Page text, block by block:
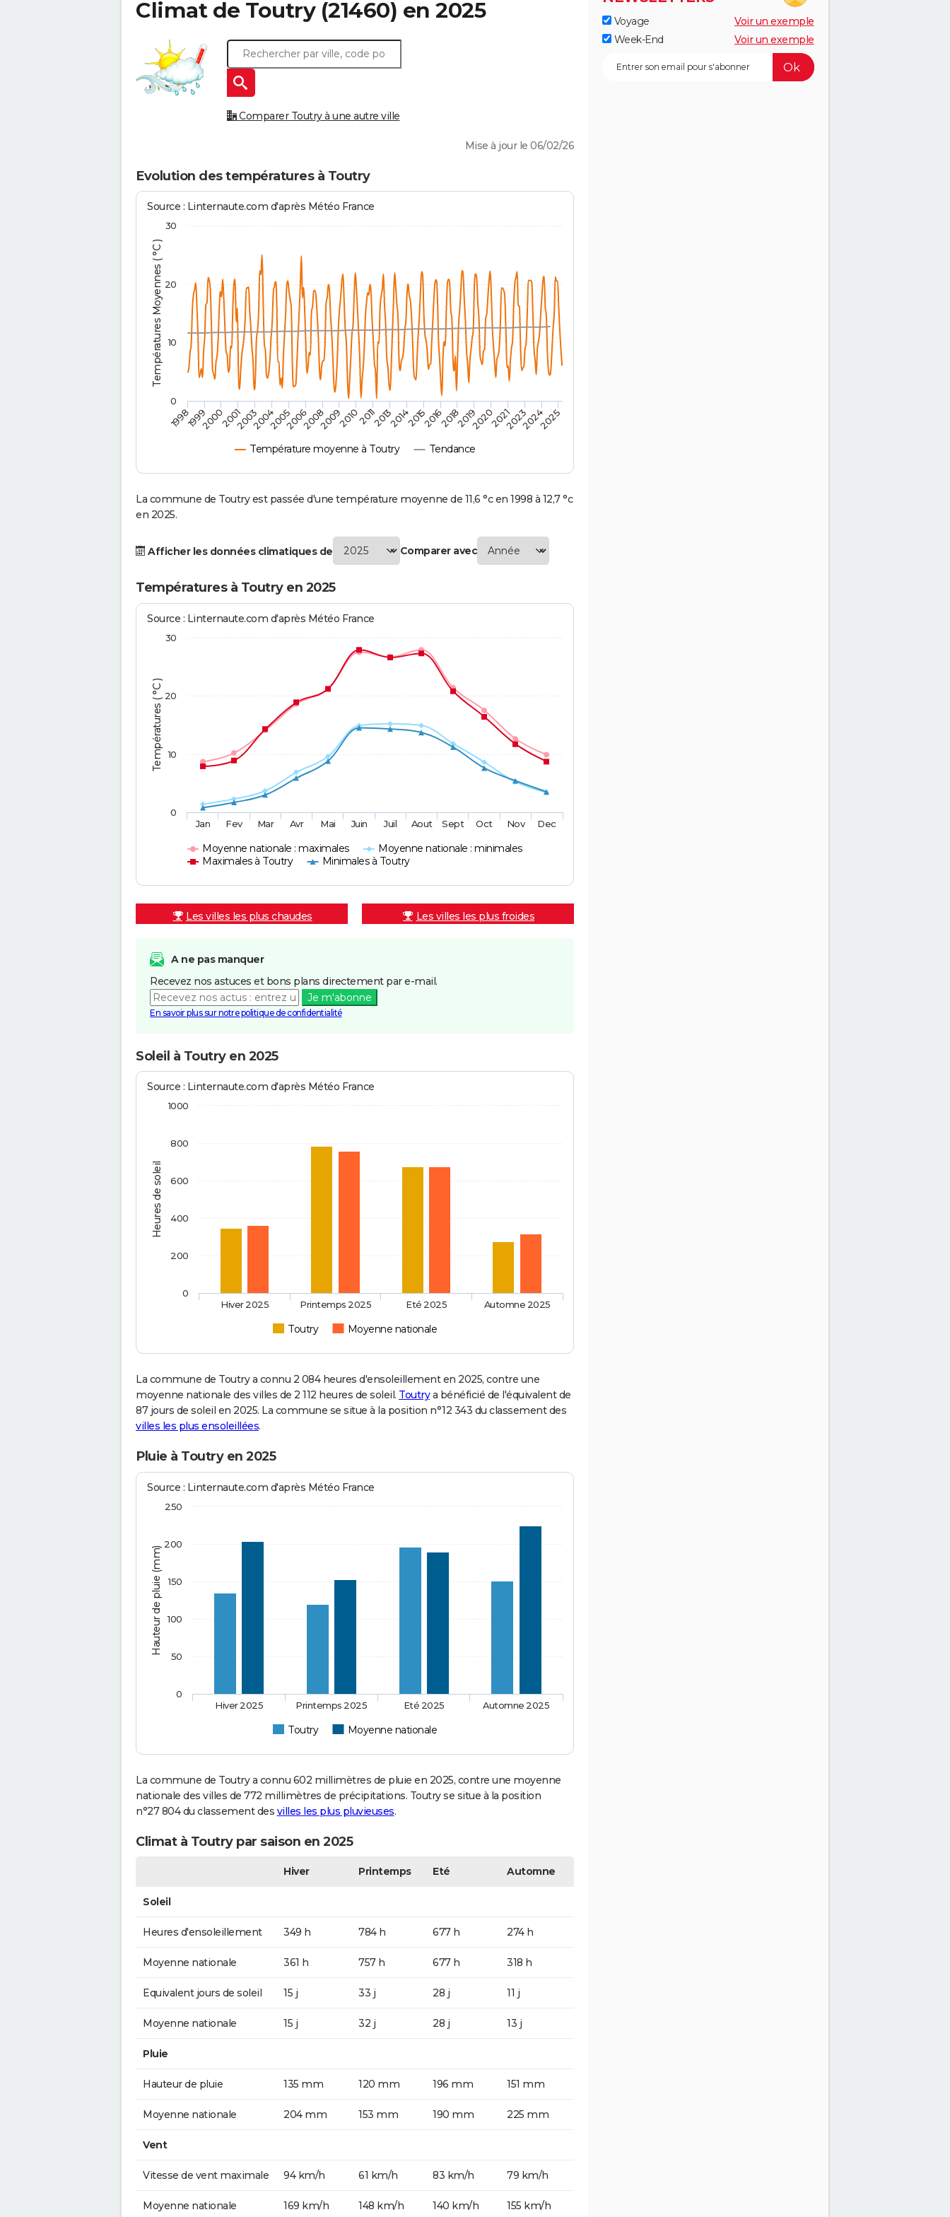
Climat de Toutry(21460) en 2025
Comparer Toutry à une autre ville
Mise à jour le 06/02/26
Evolution des températures à Toutry
Températures Moyennes ( °C )
Source : Linternaute.com d'après Météo France
Température moyenne à Toutry Tendance
1998 2014
199920002001200320042005200620082009201020112013 201520162018201920202021202320242025
0
10
20
30
La commune de Toutry est passée d'une température moyenne de 11,6 °c en 1998 à 12,7 °c
en 2025.
Afficher les données climatiques de Comparer avec
Températures à Toutry en 2025
Températures ( °C )
Source : Linternaute.com d'après Météo France
Moyenne nationale : maximales
Moyenne nationale : minimales
Maximales à Toutry
Minimales à Toutry
Jan Fev Mar Avr Mai Juin Juil Aout Sept Oct Nov Dec
0
10
20
30
Les villes les plus chaudes Les villes les plus froides
A ne pas manquer
Recevez nos astuces et bons plans directement par e-mail.
Je m'abonne
En savoir plus sur notre politique de confidentialité
Soleil à Toutry en 2025
Heures de soleil
Source : Linternaute.com d'après Météo France
Toutry Moyenne nationale
Hiver 2025 Printemps 2025 Eté 2025 Automne 2025
0
200
400
600
800
1000
La commune de Toutry a connu 2 084 heures d'ensoleillement en 2025, contre une
moyenne nationale des villes de 2 112 heures de soleil. Toutrya bénéficié de l'équivalent de
87 jours de soleil en 2025. La commune se situe à la position n°12 343 du classement des
villes les plus ensoleillées.
Pluie à Toutry en 2025
Hauteur de pluie (mm)
Source : Linternaute.com d'après Météo France
Toutry Moyenne nationale
Hiver 2025 Printemps 2025 Eté 2025 Automne 2025
0
50
100
150
200
250
La commune de Toutry a connu 602 millimètres de pluie en 2025, contre une moyenne
nationale des villes de 772 millimètres de précipitations. Toutry se situe à la position
n°27 804 du classement des villes les plus pluvieuses.
Climat à Toutry par saison en 2025
Hiver Printemps Eté Automne
Soleil
Heures d'ensoleillement 349 h 784 h 677 h 274 h
Moyenne nationale 361 h 757 h 677 h 318 h
Equivalent jours de soleil 15 j 33 j 28 j 11 j
Moyenne nationale 15 j 32 j 28 j 13 j
Pluie
Hauteur de pluie 135 mm 120 mm 196 mm 151 mm
Moyenne nationale 204 mm 153 mm 190 mm 225 mm
Vent
Vitesse de vent maximale 94 km/h 61 km/h 83 km/h 79 km/h
Moyenne nationale 169 km/h 148 km/h 140 km/h 155 km/h
Voyage
Voir un exemple
Week-End
Voir un exemple